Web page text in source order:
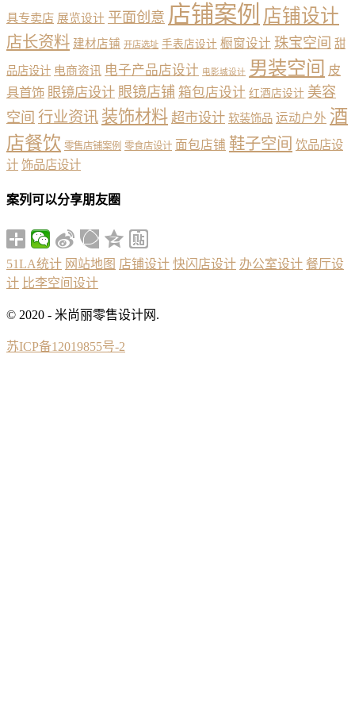
具专卖店 展览设计 平面创意 店铺案例 店铺设计
店长资料 建材店铺 开店选址 手表店设计 橱窗设计 珠宝空间 甜
品店设计 电商资讯 电子产品店设计 电影城设计 男装空间 皮
具首饰 眼镜店设计 眼镜店铺 箱包店设计 红酒店设计 美容
空间 行业资讯 装饰材料 超市设计 软装饰品 运动户外 酒
店餐饮 零售店铺案例 零食店设计 面包店铺 鞋子空间 饮品店设
计 饰品店设计
案列可以分享朋友圈
51LA统计 网站地图 店铺设计 快闪店设计 办公室设计 餐厅设
计 比李空间设计
© 2020 - 米尚丽零售设计网.
苏ICP备12019855号-2